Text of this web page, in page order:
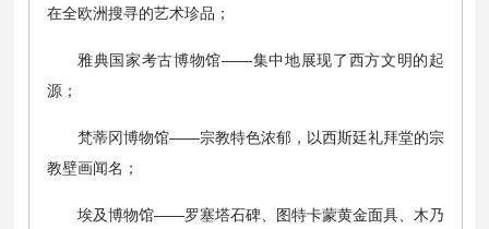
在全欧洲搜寻的艺术珍品；
雅典国家考古博物馆——集中地展现了西方文明的起
源；
梵蒂冈博物馆——宗教特色浓郁，以西斯廷礼拜堂的宗
教壁画闻名；
埃及博物馆——罗塞塔石碑、图特卡蒙黄金面具、木乃